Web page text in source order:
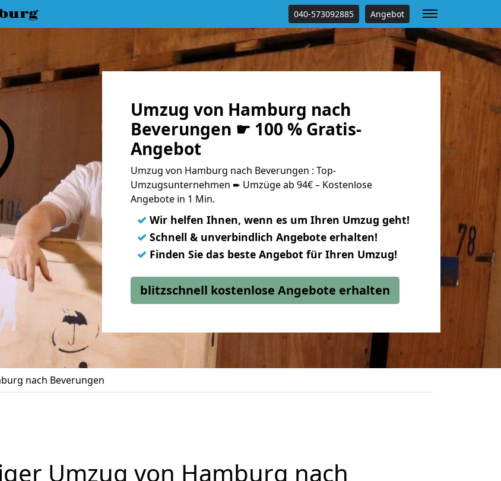
040-573092885 Angebot
Umzug von Hamburg nach
Beverungen ☛ 100 % Gratis-
Angebot
Umzug von Hamburg nach Beverungen : Top-
Umzugsunternehmen ➨ Umzüge ab 94€ – Kostenlose
Angebote in 1 Min.
✓ Wir helfen Ihnen, wenn es um Ihren Umzug geht!
✓ Schnell & unverbindlich Angebote erhalten!
✓ Finden Sie das beste Angebot für Ihren Umzug!
blitzschnell kostenlose Angebote erhalten
nach Beverungen
Umzug von Hamburg nach